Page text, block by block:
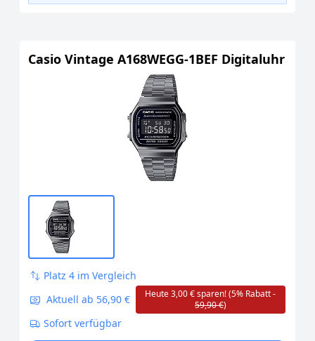
Casio Vintage A168WEGG-1BEF Digitaluhr
Platz 4 im Vergleich
Aktuell ab 56,90 €
Heute 3,00 € sparen! (5% Rabatt -
59,90 €)
Sofort verfügbar